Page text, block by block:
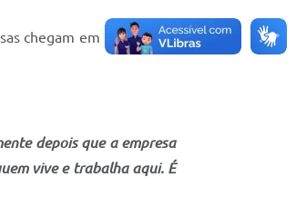
chegam em um momento de
depois que a empresa
vive e trabalha aqui. É